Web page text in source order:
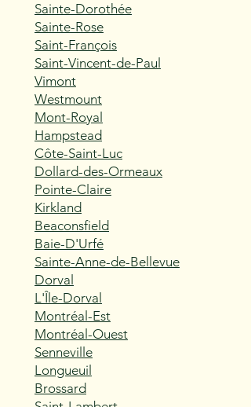
Sainte-Dorothée
Sainte-Rose
Saint-François
Saint-Vincent-de-Paul
Vimont
Westmount
Mont-Royal
Hampstead
Côte-Saint-Luc
Dollard-des-Ormeaux
Pointe-Claire
Kirkland
Beaconsfield
Baie-D'Urfé
Sainte-Anne-de-Bellevue
Dorval
L'Île-Dorval
Montréal-Est
Montréal-Ouest
Senneville
Longueuil
Brossard